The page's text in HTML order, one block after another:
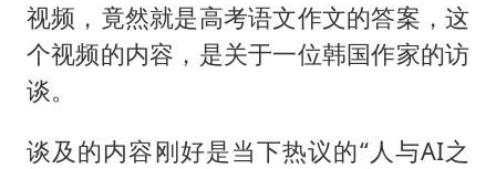
视频，竟然就是高考语文作文的答案，这
个视频的内容，是关于一位韩国作家的访
谈。
谈及的内容刚好是当下热议的“人与AI之